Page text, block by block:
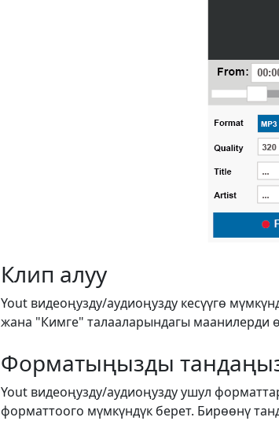
Клип алуу
Yout видеоңузду/аудиоңузду кесүүгө
жана "Кимге" талааларындагы маанилерди
Форматыңызды
Yout видеоңузду/аудиоңузду ушул
форматтоого мүмкүндүк берет. Бирөөнү